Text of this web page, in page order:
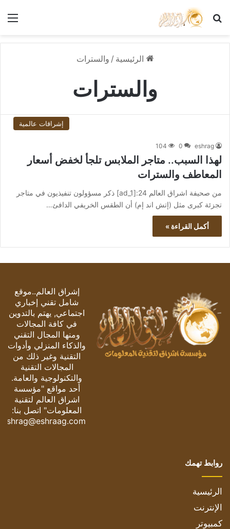
بحث عن
الرئيسية / والسترات
والسترات
إشراقات عالمية
eshrag
0
104
لهذا السبب.. متاجر الملابس تلجأ لخفض أسعار
المعاطف والسترات
من صحيفة اشراق العالم 24:[ad_1] ذكر مسؤولون تنفيذيون في متاجر
تجزئة كبرى مثل (إتش اند إم) أن الطقس الخريفي الدافئ…
أكمل القراءة »
إشراق العالم..موقع
شامل تقني إخباري
اجتماعي, يهتم بالتدوين
في كافة المجالات
ومنها المجال التقني
والذكاء المنزلي وأدوات
التقنية وغير ذلك من
المجالات التقنية
والتكنولوجية والعامة.
أحد مواقع "مؤسسة
اشراق العالم لتقنية
المعلومات" اتصل بنا:
eshrag@eshraag.com
روابط تهمك
الرئيسية
الإنترنت
كمبيوتر